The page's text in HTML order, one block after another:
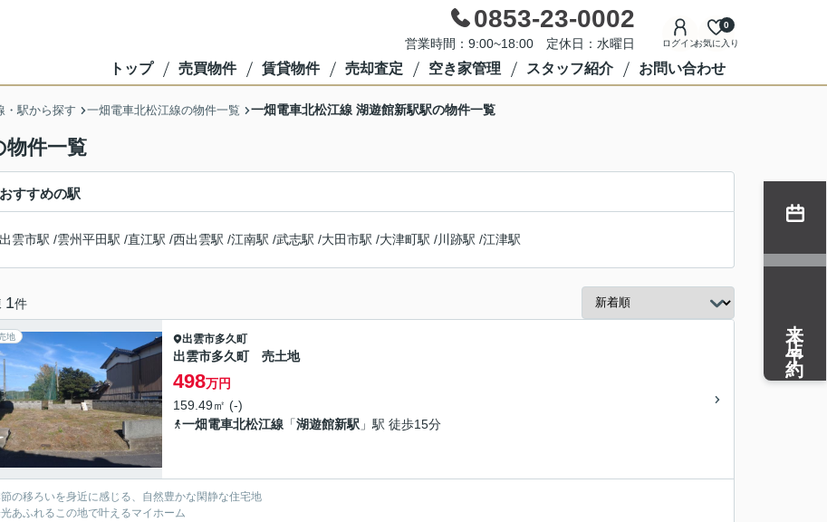
0853-23-0002
営業時間：9:00~18:00 定休日：水曜日 ログインお気に入り
0
トップ 売買物件 賃貸物件 売却査定 空き家管理 スタッフ紹介 お問い合わせ
・駅から探す 一畑電車北松江線の物件一覧 一畑電車北松江線 湖遊館新駅駅の物件一覧
物件一覧
おすすめの駅
出雲市駅 /雲州平田駅 /直江駅 /西出雲駅 /江南駅 /武志駅 /大田市駅 /大津町駅 /川跡駅 /江津駅
1件
地 出雲市多久町
出雲市多久町 売土地
498万円
159.49㎡ (-)
一畑電車北松江線 「湖遊館新駅 」駅 徒歩15分
の移ろいを身近に感じる、自然豊かな閑静な住宅地
あふれるこの地で叶えるマイホーム
来店予約